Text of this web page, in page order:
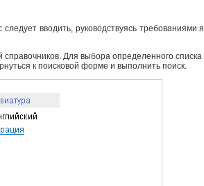
вводить, руководствуясь требованиями
Для выбора определенного списка
к поисковой форме и выполнить поиск.